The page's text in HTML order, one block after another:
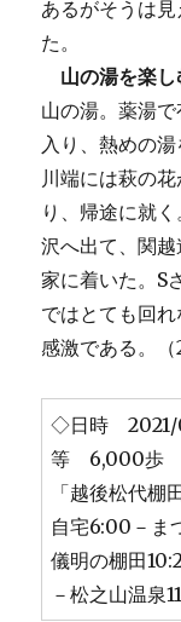
あるがそうは
た。
山の湯を楽し
山の湯。薬湯
入り、熱めの
川端には萩の
り、帰途に就
沢へ出て、関
家に着いた。S
ではとても回れ
感激である。（
◇日時
等 6,000歩
「越後松代棚
自宅6:00－ま
儀明の棚田
－松之山温泉